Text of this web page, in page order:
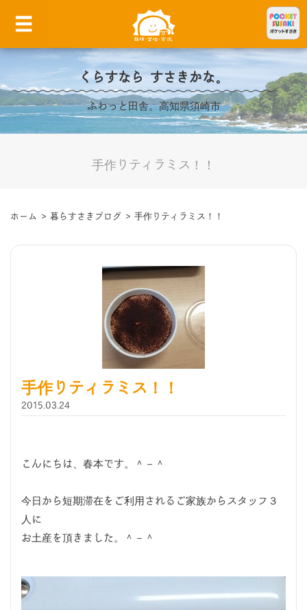
くらすなら すさきかな。
ふわっと田舎。高知県須崎市
手作りティラミス！！
ホーム > 暮らすさきブログ > 手作りティラミス！！
手作りティラミス！！
2015.03.24
こんにちは、春本です。＾－＾
今日から短期滞在をご利用されるご家族からスタッフ３
人に
お土産を頂きました。＾－＾